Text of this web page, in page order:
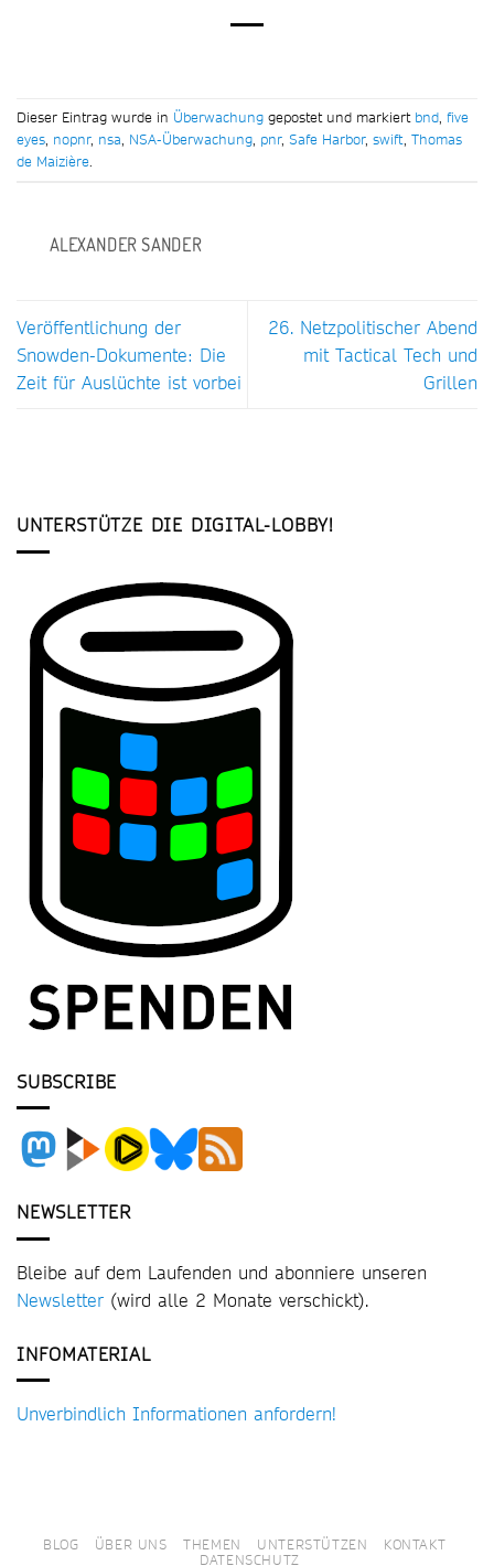
Dieser Eintrag wurde in Überwachung gepostet und markiert bnd, five
eyes, nopnr, nsa, NSA-Überwachung, pnr, Safe Harbor, swift, Thomas
de Maizière.
ALEXANDER SANDER
Veröffentlichung der
Snowden-Dokumente: Die
Zeit für Auslüchte ist vorbei
26. Netzpolitischer Abend
mit Tactical Tech und
Grillen
UNTERSTÜTZE DIE DIGITAL-LOBBY!
SUBSCRIBE
NEWSLETTER
Bleibe auf dem Laufenden und abonniere unseren
Newsletter (wird alle 2 Monate verschickt).
INFOMATERIAL
Unverbindlich Informationen anfordern!
BLOG ÜBER UNS THEMEN UNTERSTÜTZEN
KONTAKT
DATENSCHUTZ